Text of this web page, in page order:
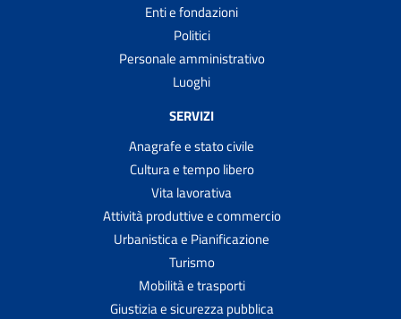
Enti e fondazioni
Politici
Personale amministrativo
Luoghi
SERVIZI
Anagrafe e stato civile
Cultura e tempo libero
Vita lavorativa
Attività produttive e commercio
Urbanistica e Pianificazione
Turismo
Mobilità e trasporti
Giustizia e sicurezza pubblica